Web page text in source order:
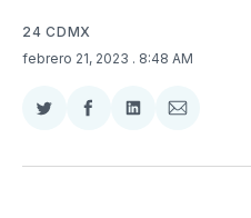
24 CDMX
febrero 21, 2023 . 8:48 AM
Compartir
Twitter
Compartir
Facebook
Compartir
LinkedIn
Compartir
Email